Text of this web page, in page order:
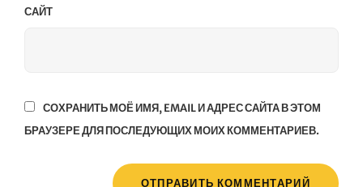
САЙТ
СОХРАНИТЬ МОЁ ИМЯ, EMAIL И АДРЕС САЙТА В ЭТОМ
БРАУЗЕРЕ ДЛЯ ПОСЛЕДУЮЩИХ МОИХ КОММЕНТАРИЕВ.